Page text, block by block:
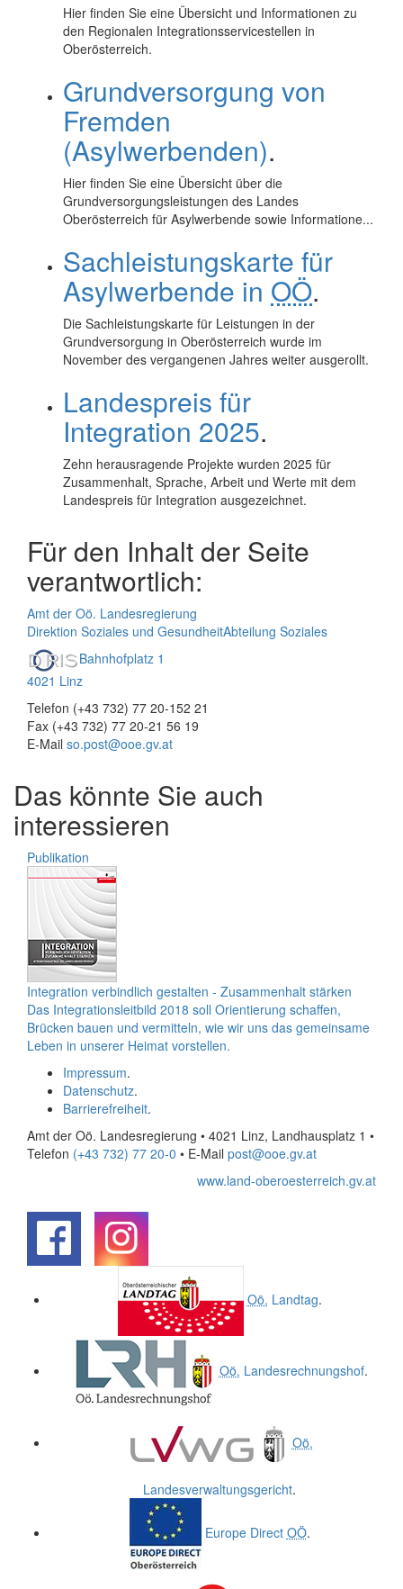
Hier finden Sie eine Übersicht und Informationen zu
den Regionalen Integrationsservicestellen in
Oberösterreich.
Grundversorgung von
Fremden
(Asylwerbenden).
Hier finden Sie eine Übersicht über die
Grundversorgungsleistungen des Landes
Oberösterreich für Asylwerbende sowie Informatione...
Sachleistungskarte für
Asylwerbende in OÖ.
Die Sachleistungskarte für Leistungen in der
Grundversorgung in Oberösterreich wurde im
November des vergangenen Jahres weiter ausgerollt.
Landespreis für
Integration 2025.
Zehn herausragende Projekte wurden 2025 für
Zusammenhalt, Sprache, Arbeit und Werte mit dem
Landespreis für Integration ausgezeichnet.
Für den Inhalt der Seite
verantwortlich:
Amt der Oö. Landesregierung
Direktion Soziales und GesundheitAbteilung Soziales
Bahnhofplatz 1
4021 Linz
Telefon (+43 732) 77 20-152 21
Fax (+43 732) 77 20-21 56 19
E-Mail so.post@ooe.gv.at
Das könnte Sie auch
interessieren
Publikation
Integration verbindlich gestalten - Zusammenhalt stärken
Das Integrationsleitbild 2018 soll Orientierung schaffen,
Brücken bauen und vermitteln, wie wir uns das gemeinsame
Leben in unserer Heimat vorstellen.
Impressum.
Datenschutz.
Barrierefreiheit.
Amt der Oö. Landesregierung • 4021 Linz, Landhausplatz 1 •
Telefon (+43 732) 77 20-0 • E-Mail post@ooe.gv.at
www.land-oberoesterreich.gv.at
Oö. Landtag.
Oö. Landesrechnungshof.
Oö.
Landesverwaltungsgericht.
Europe Direct OÖ.